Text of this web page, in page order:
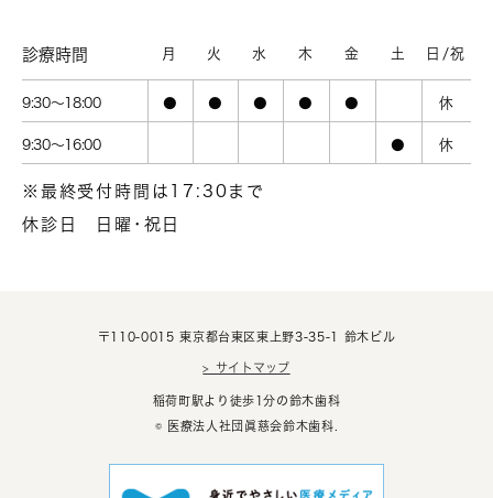
診療時間 月 火 水 木 金 土 日/祝
9:30～18:00 ● ● ● ● ● 休
9:30～16:00 ● 休
※最終受付時間は17:30まで
休診日
日曜･祝日
〒110-0015 東京都台東区東上野3-35-1 鈴木ビル
> サイトマップ
稲荷町駅より徒歩1分の鈴木歯科
© 医療法人社団眞慈会鈴木歯科.